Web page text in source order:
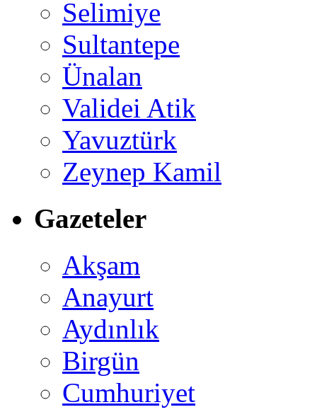
Selimiye
Sultantepe
Ünalan
Validei Atik
Yavuztürk
Zeynep Kamil
Gazeteler
Akşam
Anayurt
Aydınlık
Birgün
Cumhuriyet